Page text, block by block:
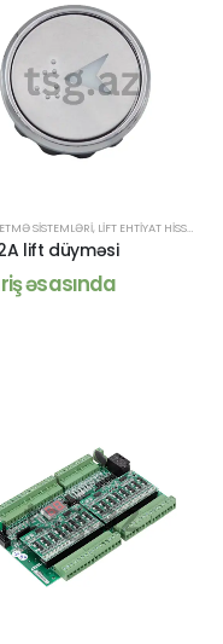
SISTEMLƏRI, LIFT EHTIYAT HISSƏLƏRI
lift düyməsi
əsasında